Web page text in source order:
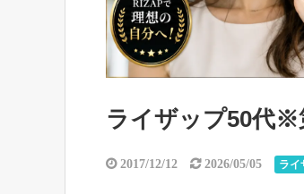
ライザップ50代※
2017/12/12 2026/05/05 ライ